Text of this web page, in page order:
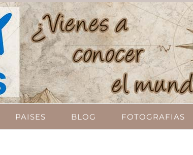
PAISES BLOG FOTOGRAFIAS